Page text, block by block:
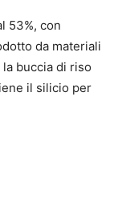
53%, con
da materiali
buccia di riso
il silicio per